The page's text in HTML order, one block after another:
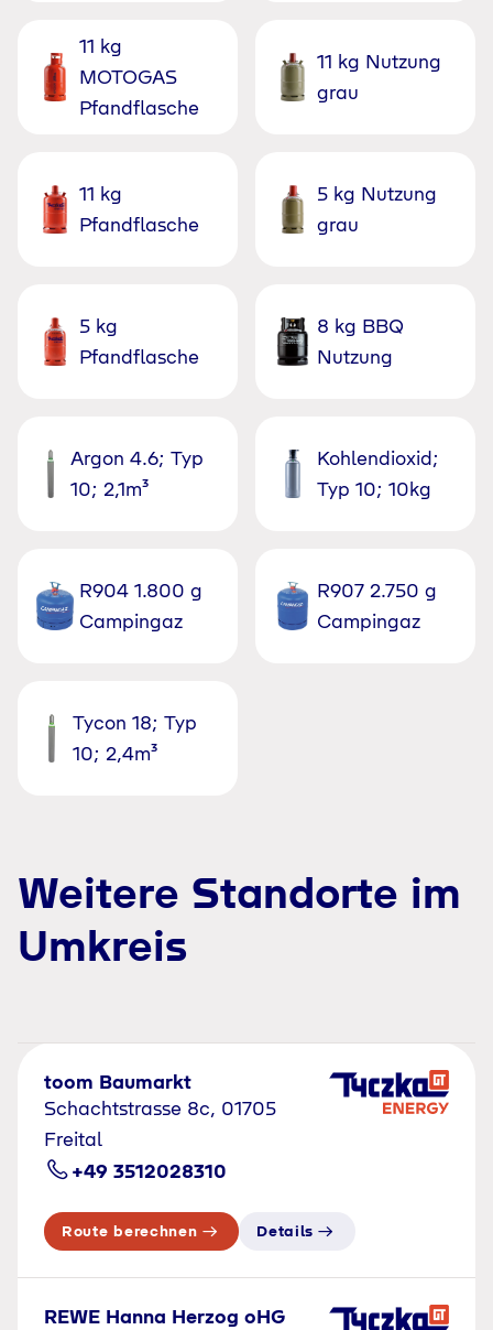
11 kg
MOTOGAS
Pfandflasche
11 kg Nutzung
grau
11 kg
Pfandflasche
5 kg Nutzung
grau
5 kg
Pfandflasche
8 kg BBQ
Nutzung
Argon 4.6; Typ
10; 2,1m³
Kohlendioxid;
Typ 10; 10kg
R904 1.800 g
Campingaz
R907 2.750 g
Campingaz
Tycon 18; Typ
10; 2,4m³
Weitere Standorte im
Umkreis
toom Baumarkt
Schachtstrasse 8c, 01705
Freital
+49 3512028310
Route berechnen Details
REWE Hanna Herzog oHG